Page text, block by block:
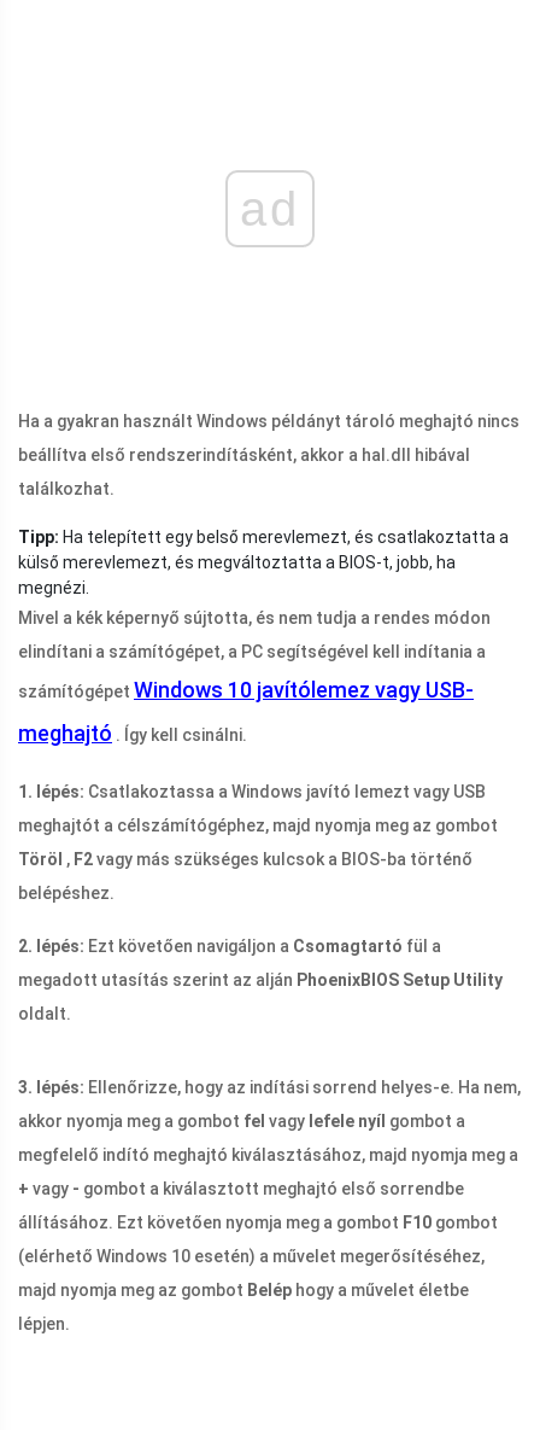
ad
Ha a gyakran használt Windows példányt tároló meghajtó nincs
beállítva első rendszerindításként, akkor a hal.dll
hibával
találkozhat.
Tipp: Ha telepített egy belső merevlemezt, és csatlakoztatta a
külső merevlemezt, és megváltoztatta a BIOS-t, jobb, ha
megnézi.
Mivel a kék képernyő sújtotta, és nem tudja a rendes módon
elindítani a számítógépet, a PC segítségével kell indítania a
számítógépet Windows 10 javítólemez vagy USB-
meghajtó . Így kell csinálni.
1. lépés: Csatlakoztassa a Windows javító lemezt vagy USB
meghajtót a célszámítógéphez, majd nyomja meg az gombot
Töröl , F2vagy más szükséges kulcsok a BIOS-ba történő
belépéshez.
2. lépés: Ezt követően navigáljon a Csomagtartó fül a
megadott utasítás szerint az alján PhoenixBIOS Setup Utility
oldalt.
3. lépés: Ellenőrizze, hogy az indítási sorrend helyes-e. Ha nem,
akkor nyomja meg a gombot fel vagy lefele nyíl gombot a
megfelelő indító meghajtó kiválasztásához, majd nyomja meg a
+ vagy - gombot a kiválasztott meghajtó első sorrendbe
állításához. Ezt követően nyomja meg a gombot F10 gombot
(elérhető Windows 10 esetén) a művelet megerősítéséhez,
majd nyomja meg az gombot Belép hogy a művelet életbe
lépjen.